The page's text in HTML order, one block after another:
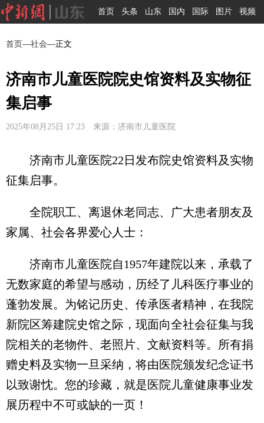
首页 头条 山东 国内 国际 图片 视频
首页—社会—正文
济南市儿童医院院史馆资料及实物征
集启事
2025年08月25日 17:23 来源：济南市儿童医院
济南市儿童医院22日发布院史馆资料及实物
征集启事。
全院职工、离退休老同志、广大患者朋友及
家属、社会各界爱心人士：
济南市儿童医院自1957年建院以来，承载了
无数家庭的希望与感动，历经了儿科医疗事业的
蓬勃发展。为铭记历史、传承医者精神，在我院
新院区筹建院史馆之际，现面向全社会征集与我
院相关的老物件、老照片、文献资料等。所有捐
赠史料及实物一旦采纳，将由医院颁发纪念证书
以致谢忱。您的珍藏，就是医院儿童健康事业发
展历程中不可或缺的一页！